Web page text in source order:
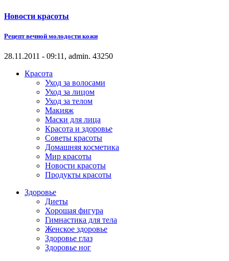
Новости красоты
Рецепт вечной молодости кожи
28.11.2011 - 09:11, admin. 43250
Красота
Уход за волосами
Уход за лицом
Уход за телом
Макияж
Маски для лица
Красота и здоровье
Советы красоты
Домашняя косметика
Мир красоты
Новости красоты
Продукты красоты
Здоровье
Диеты
Хорошая фигура
Гимнастика для тела
Женское здоровье
Здоровье глаз
Здоровье ног